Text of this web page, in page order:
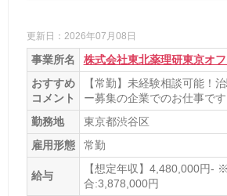
更新日：2026年07月08日
事業所名
株式会社東北薬理研東京オ
おすすめ
コメント
【常勤】未経験相談可能！
ー募集の企業でのお仕事で
勤務地
東京都渋谷区
雇用形態
常勤
給与
【想定年収】4,480,000円-
合:3,878,000円